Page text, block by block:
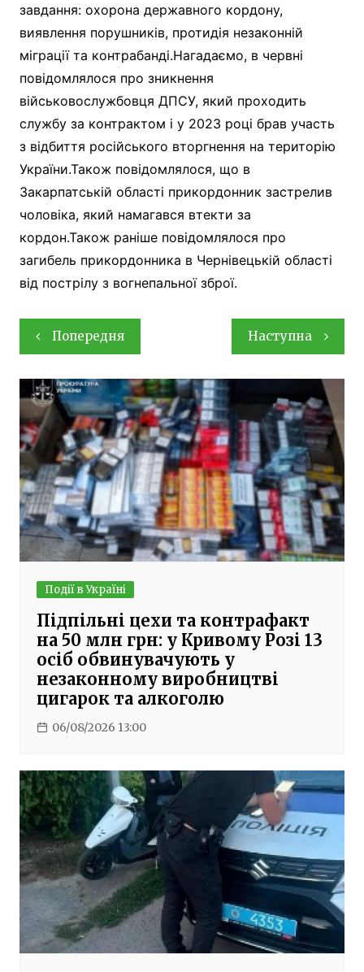
завдання: охорона державного кордону,
виявлення порушників, протидія незаконній
міграції та контрабанді.Нагадаємо, в червні
повідомлялося про зникнення
військовослужбовця ДПСУ, який проходить
службу за контрактом і у 2023 році брав участь
з відбиття російського вторгнення на територію
України.Також повідомлялося, що в
Закарпатській області прикордонник застрелив
чоловіка, який намагався втекти за
кордон.Також раніше повідомлялося про
загибель прикордонника в Чернівецькій області
від пострілу з вогнепальної зброї.
Навігація
записів
Попередня Наступна
Події в Україні
Підпільні цехи та контрафакт
на 50 млн грн: у Кривому Розі 13
осіб обвинувачують у
незаконному виробництві
цигарок та алкоголю
06/08/2026 13:00